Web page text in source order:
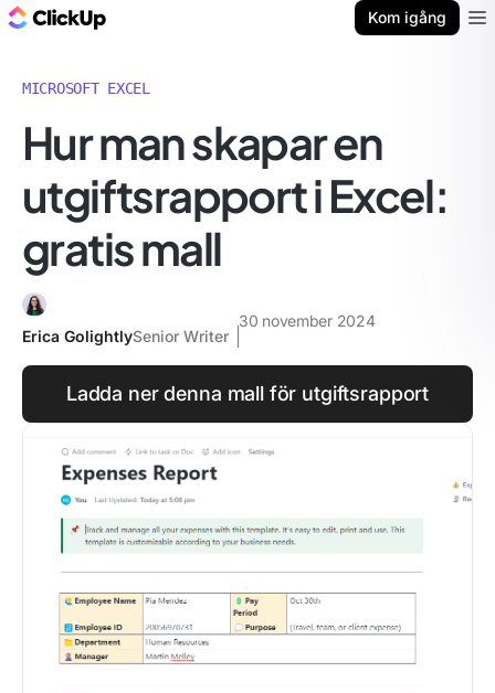
Kom igång
MICROSOFT EXCEL
Hur man skapar en
utgiftsrapport i Excel:
gratis mall
Erica GolightlySenior Writer
30 november 2024
Ladda ner denna mall för utgiftsrapport